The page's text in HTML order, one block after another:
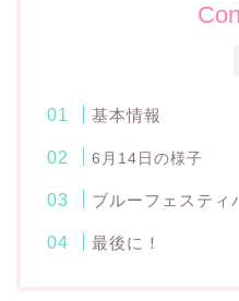
基本情報
6月14日の様子
ブルーフェスティ
最後に！